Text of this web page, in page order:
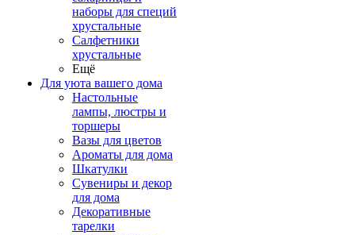
наборы для специй
хрустальные
Салфетники
хрустальные
Ещё
Для уюта вашего дома
Настольные
лампы, люстры и
торшеры
Вазы для цветов
Ароматы для дома
Шкатулки
Сувениры и декор
для дома
Декоративные
тарелки